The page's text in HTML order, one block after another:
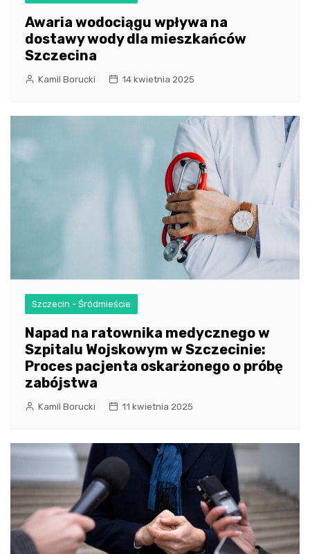
Awaria wodociągu wpływa na
dostawy wody dla mieszkańców
Szczecina
Kamil Borucki 14 kwietnia 2025
Szczecin - Śródmieście
Napad na ratownika medycznego w
Szpitalu Wojskowym w Szczecinie:
Proces pacjenta oskarżonego o próbę
zabójstwa
Kamil Borucki 11 kwietnia 2025